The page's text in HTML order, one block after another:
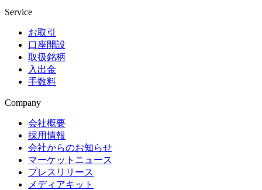
Service
お取引
口座開設
取扱銘柄
入出金
手数料
Company
会社概要
採用情報
会社からのお知らせ
マーケットニュース
プレスリリース
メディアキット